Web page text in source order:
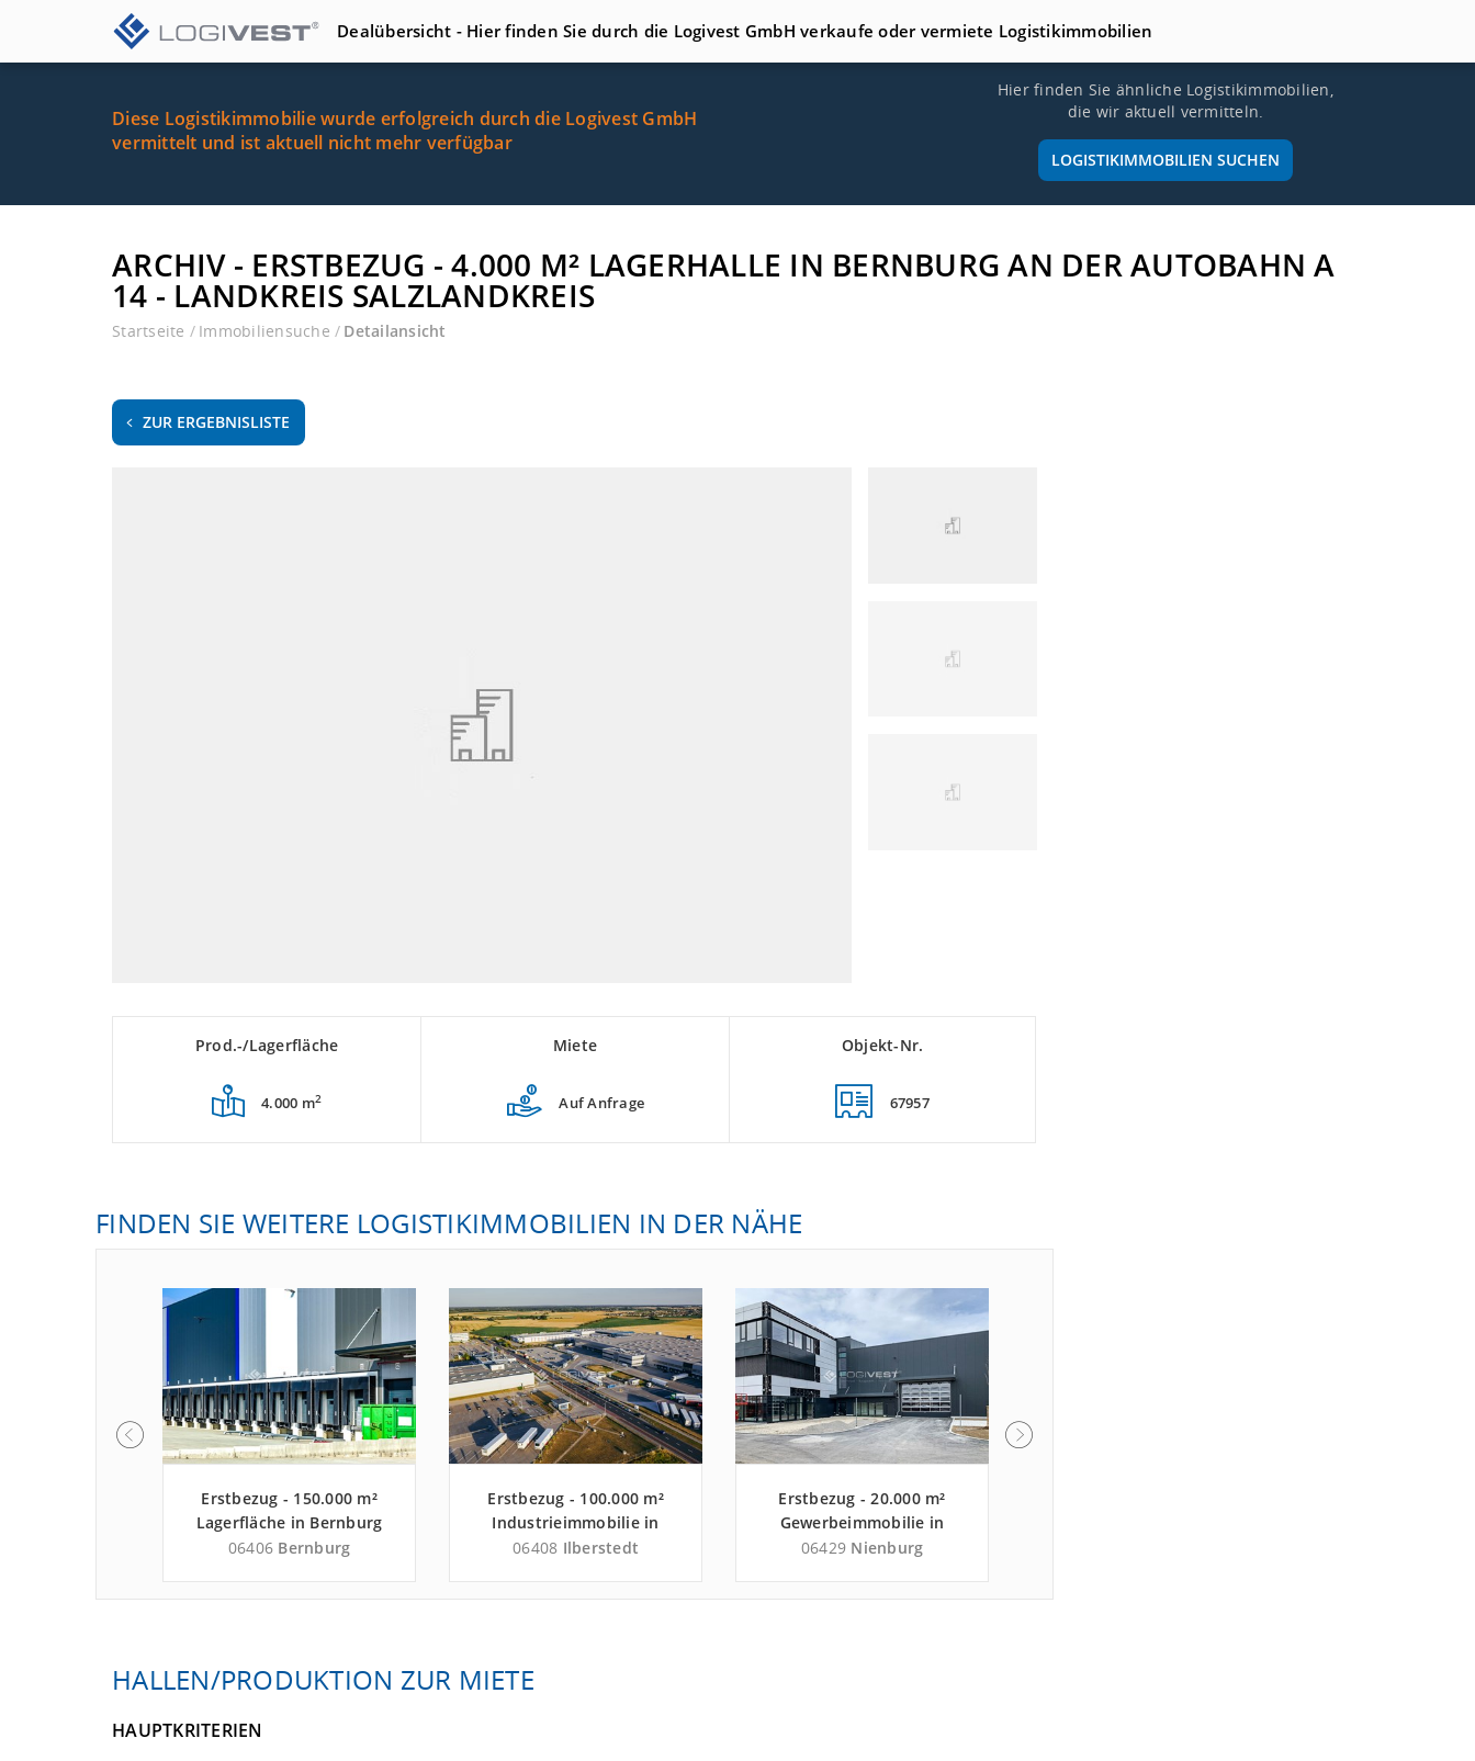
Dealübersicht - Hier finden Sie durch die Logivest GmbH verkaufe oder vermiete Logistikimmobilien
Diese Logistikimmobilie wurde erfolgreich durch die Logivest GmbH
vermittelt und ist aktuell nicht mehr verfügbar
Hier finden Sie ähnliche Logistikimmobilien,
die wir aktuell vermitteln.
LOGISTIKIMMOBILIEN SUCHEN
ARCHIV - ERSTBEZUG - 4.000 M² LAGERHALLE IN BERNBURG AN DER AUTOBAHN A
14 - LANDKREIS SALZLANDKREIS
Startseite / Immobiliensuche / Detailansicht
ZUR ERGEBNISLISTE
Prod.-/Lagerfläche
4.000 m2
Miete
Auf Anfrage
Objekt-Nr.
67957
FINDEN SIE WEITERE LOGISTIKIMMOBILIEN IN DER NÄHE
Erstbezug - 150.000 m²
Lagerfläche in Bernburg
nahe
Magdeburger Hafen
06406 Bernburg
Erstbezug - 100.000 m²
Industrieimmobilie in
Ilberstedt nahe
Terminal Schkopau -
06408 Ilberstedt
Erstbezug - 20.000 m²
Gewerbeimmobilie in
Nienburg nahe
Magdeburger Hafen
06429 Nienburg
HALLEN/PRODUKTION ZUR MIETE
HAUPTKRITERIEN